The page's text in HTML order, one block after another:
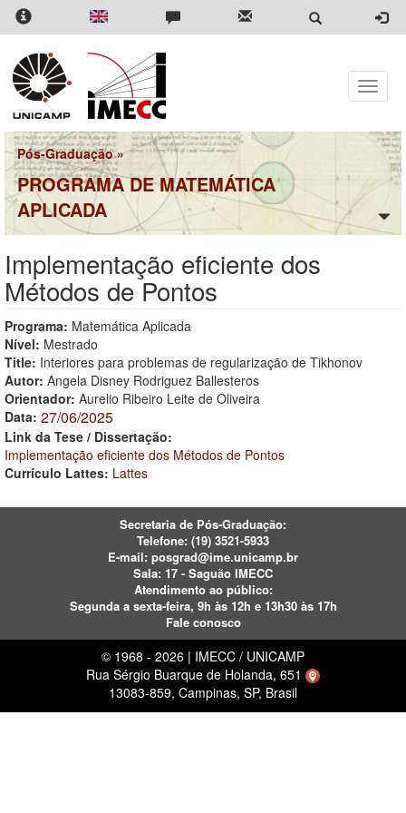
Pular
para
conteúdo
principal
Toggle
Pós-Graduação»
PROGRAMA DE MATEMÁTICA
APLICADA
Implementação eficiente dos
Métodos de Pontos
Programa: Matemática Aplicada
Nível: Mestrado
Title: Interiores para problemas de regularização de Tikhonov
Autor: Angela Disney Rodriguez Ballesteros
Orientador: Aurelio Ribeiro Leite de Oliveira
Data: 27/06/2025
Link da Tese / Dissertação:
Implementação eficiente dos Métodos de Pontos
Currículo Lattes: Lattes
Secretaria de Pós-Graduação:
Telefone: (19) 3521-5933
E-mail: posgrad@ime.unicamp.br
Sala: 17 - Saguão IMECC
Atendimento ao público:
Segunda a sexta-feira, 9h às 12h e 13h30 às 17h
Fale conosco
© 1968 - 2026 | IMECC / UNICAMP
Rua Sérgio Buarque de Holanda, 651
13083-859, Campinas, SP, Brasil